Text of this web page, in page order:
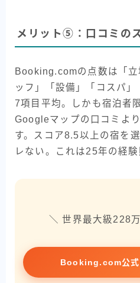
メリット⑤：口コミの
Booking.comの点数は「
ッフ」「設備」「コスパ
7項目平均。しかも宿泊者
Googleマップの口コミよ
す。スコア8.5以上の宿を
レない。これは25年の経験
＼ 世界最大級228
Booking.com公式